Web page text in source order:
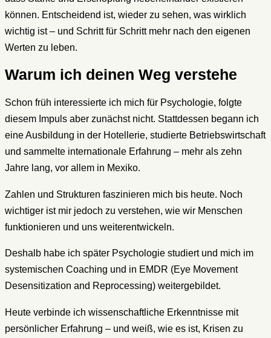
können. Entscheidend ist, wieder zu sehen, was wirklich
wichtig ist – und Schritt für Schritt mehr nach den eigenen
Werten zu leben.
Warum ich deinen Weg verstehe
Schon früh interessierte ich mich für Psychologie, folgte
diesem Impuls aber zunächst nicht. Stattdessen begann ich
eine Ausbildung in der Hotellerie, studierte Betriebswirtschaft
und sammelte internationale Erfahrung – mehr als zehn
Jahre lang, vor allem in Mexiko.
Zahlen und Strukturen faszinieren mich bis heute. Noch
wichtiger ist mir jedoch zu verstehen, wie wir Menschen
funktionieren und uns weiterentwickeln.
Deshalb habe ich später Psychologie studiert und mich im
systemischen Coaching und in EMDR (Eye Movement
Desensitization and Reprocessing) weitergebildet.
Heute verbinde ich wissenschaftliche Erkenntnisse mit
persönlicher Erfahrung – und weiß, wie es ist, Krisen zu